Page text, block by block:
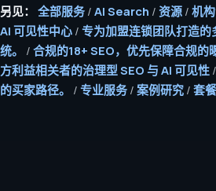
另见： 全部服务 / AI Search / 资源 / 机
AI 可见性中心 / 专为加盟连锁团队打造
统。
/ 合规的18+ SEO，优先保障合规的
方利益相关者的治理型 SEO 与 AI 可见性 /
的买家路径。
/ 专业服务 / 案例研究 / 套餐